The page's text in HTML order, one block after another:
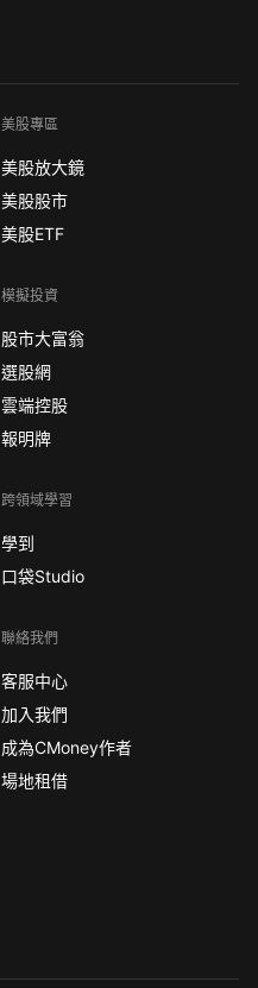
美股專區
美股放大鏡
美股股市
美股ETF
模擬投資
股市大富翁
選股網
雲端控股
報明牌
跨領域學習
學到
口袋Studio
聯絡我們
客服中心
加入我們
成為CMoney作者
場地租借